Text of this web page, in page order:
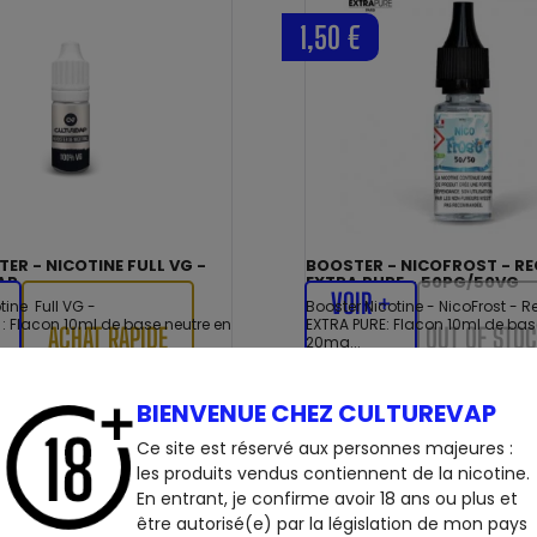
BIENVENUE CHEZ CULTUREVAP
Ce site est réservé aux personnes majeures :
les produits vendus contiennent de la nicotine.
En entrant, je confirme avoir 18 ans ou plus et
être autorisé(e) par la législation de mon pays
- NICOTINE FULL VG -
Full VG -
: Flacon 10ml de base neutre en
ACHAT RAPIDE
BOOSTER - NICOFROST -
EXTRA PURE - 50PG/50VG
Booster Nicotine - NicoFrost -
EXTRA PURE: Flacon 10ml de
20mg...
1,50 €
VOIR +
OUT OF